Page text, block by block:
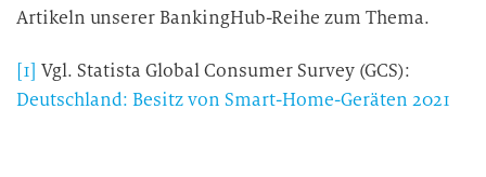
Artikeln unserer BankingHub-Reihe zum Thema.
[1] Vgl. Statista Global Consumer Survey (GCS):
Deutschland: Besitz von Smart-Home-Geräten 2021